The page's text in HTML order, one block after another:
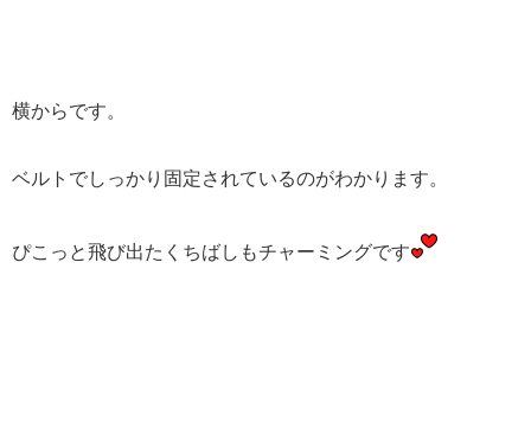
横からです。
ベルトでしっかり固定されているのがわかります。
ぴこっと飛び出たくちばしもチャーミングです